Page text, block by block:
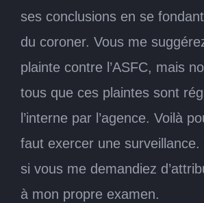
ses conclusions en se
du coroner. Vous me
plainte contre l’ASFC, mais
tous que ces plaintes sont
l’interne par l’agence. Voilà
faut exercer une surveillance.
si vous me demandiez
à mon propre examen.